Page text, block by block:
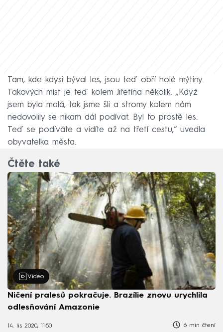
Tam, kde kdysi býval les, jsou teď obří holé mýtiny.
Takových míst je teď kolem Jiřetína několik. „Když
jsem byla malá, tak jsme šli a stromy kolem nám
nedovolily se nikam dál podívat. Byl to prostě les.
Teď se podíváte a vidíte až na třetí cestu,“ uvedla
obyvatelka města.
Čtěte také
Video
Ničení pralesů pokračuje. Brazílie znovu urychlila
odlesňování Amazonie
14. lis 2020, 11:50 6 min čtení